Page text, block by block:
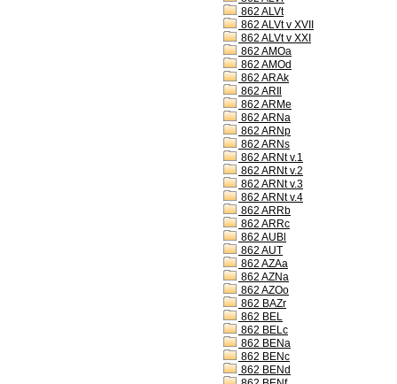
862 ALVt
862 ALVt v XVII
862 ALVt v XXI
862 AMOa
862 AMOd
862 ARAk
862 ARIl
862 ARMe
862 ARNa
862 ARNp
862 ARNs
862 ARNt v.1
862 ARNt v.2
862 ARNt v.3
862 ARNt v.4
862 ARRb
862 ARRc
862 AUBl
862 AUT
862 AZAa
862 AZNa
862 AZOo
862 BAZr
862 BEL
862 BELc
862 BENa
862 BENc
862 BENd